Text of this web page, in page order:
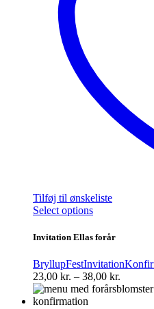
Tilføj til ønskeliste
Select optionsDette
har
varianter.
Mulighederne
kan
vælges
Invitation Ellas forår
BryllupFestInvitation
23,00 kr. – 38,00 kr.
23,00